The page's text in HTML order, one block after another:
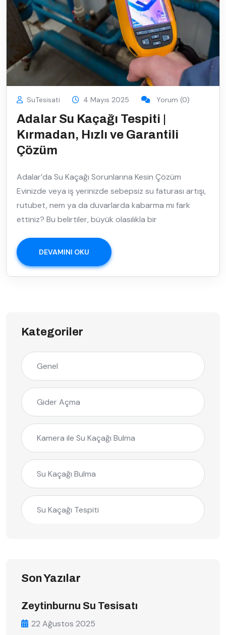
SuTesisati 4 Mayıs 2025 Yorum (0)
Adalar Su Kaçağı Tespiti |
Kırmadan, Hızlı ve Garantili
Çözüm
Adalar’da Su Kaçağı Sorunlarına Kesin Çözüm
Evinizde veya iş yerinizde sebepsiz su faturası artışı,
rutubet, nem ya da duvarlarda kabarma mı fark
ettiniz? Bu belirtiler, büyük olasılıkla bir
DEVAMINI OKU
Kategoriler
Genel
Gider Açma
Kamera ile Su Kaçağı Bulma
Su Kaçağı Bulma
Su Kaçağı Tespiti
Son Yazılar
Zeytinburnu Su Tesisatı
22 Ağustos 2025